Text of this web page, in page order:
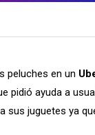
peluches en un
pidió ayuda a
sus juguetes ya